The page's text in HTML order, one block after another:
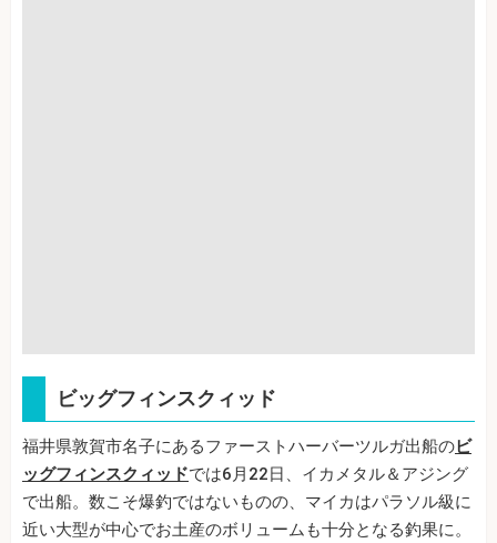
ビッグフィンスクィッド
福井県敦賀市名子にあるファーストハーバーツルガ出船のビ
ッグフィンスクィッドでは6月22日、イカメタル＆アジング
で出船。数こそ爆釣ではないものの、マイカはパラソル級に
近い大型が中心でお土産のボリュームも十分となる釣果に。